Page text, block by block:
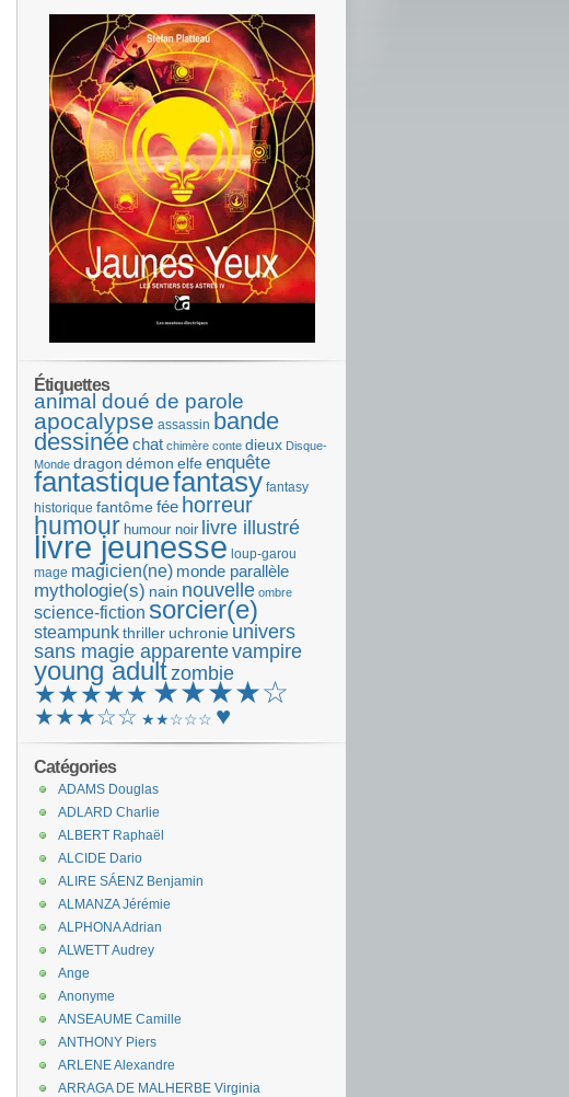
Étiquettes
animal doué de parole
apocalypse assassin bande
dessinéechat chimère conte dieux Disque-
Monde dragon démon elfeenquête
fantastiquefantasy fantasy
historique fantômefée horreur
humour humour noir livre illustré
livre jeunesse loup-garou
mage magicien(ne) monde parallèle
mythologie(s) nain nouvelle ombre
science-fiction sorcier(e)
steampunkthriller uchronie univers
sans magie apparentevampire
young adultzombie
★★★★★ ★★★★☆
★★★☆☆ ★★☆☆☆ ♥
Catégories
ADAMS Douglas
ADLARD Charlie
ALBERT Raphaël
ALCIDE Dario
ALIRE SÁENZ Benjamin
ALMANZA Jérémie
ALPHONA Adrian
ALWETT Audrey
Ange
Anonyme
ANSEAUME Camille
ANTHONY Piers
ARLENE Alexandre
ARRAGA DE MALHERBE Virginia